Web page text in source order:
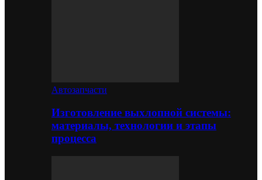
Автозапчасти
Изготовление выхлопной системы:
материалы, технологии и этапы
процесса